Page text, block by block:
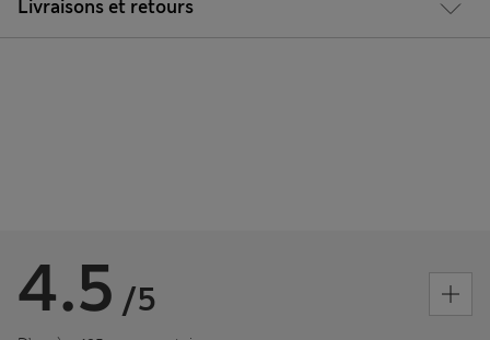
Livraisons et retours
4.5 /5